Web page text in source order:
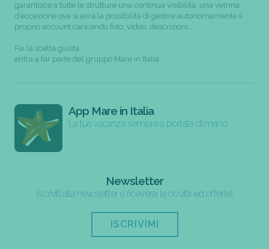
garantisce a tutte le strutture una continua visibilità; una vetrina
d’eccezione ove si avrà la possibilità di gestire autonomamente il
proprio account caricando foto, video, descrizioni...
Fai la scelta giusta,
entra a far parte del gruppo Mare in Italia
App Mare in Italia
La tua vacanza sempre a portata di mano
Newsletter
Iscriviti alla newsletter e riceverai le novità ed offerte!
ISCRIVIMI